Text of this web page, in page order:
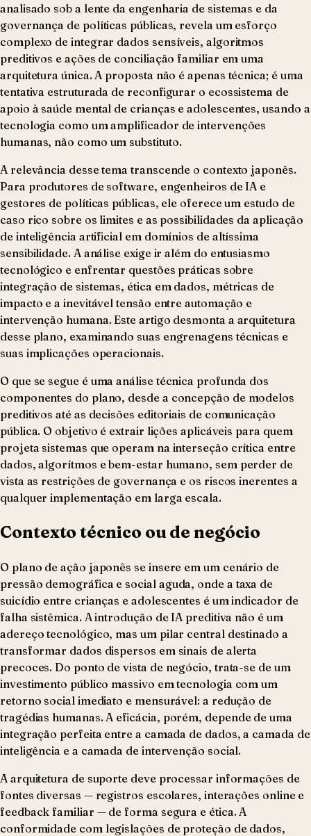
analisado sob a lente da engenharia de sistemas e da
governança de políticas públicas, revela um esforço
complexo de integrar dados sensíveis, algoritmos
preditivos e ações de conciliação familiar em uma
arquitetura única. A proposta não é apenas técnica; é uma
tentativa estruturada de reconfigurar o ecossistema de
apoio à saúde mental de crianças e adolescentes, usando a
tecnologia como um amplificador de intervenções
humanas, não como um substituto.
A relevância desse tema transcende o contexto japonês.
Para produtores de software, engenheiros de IA e
gestores de políticas públicas, ele oferece um estudo de
caso rico sobre os limites e as possibilidades da aplicação
de inteligência artificial em domínios de altíssima
sensibilidade. A análise exige ir além do entusiasmo
tecnológico e enfrentar questões práticas sobre
integração de sistemas, ética em dados, métricas de
impacto e a inevitável tensão entre automação e
intervenção humana. Este artigo desmonta a arquitetura
desse plano, examinando suas engrenagens técnicas e
suas implicações operacionais.
O que se segue é uma análise técnica profunda dos
componentes do plano, desde a concepção de modelos
preditivos até as decisões editoriais de comunicação
pública. O objetivo é extrair lições aplicáveis para quem
projeta sistemas que operam na interseção crítica entre
dados, algorítmos e bem-estar humano, sem perder de
vista as restrições de governança e os riscos inerentes a
qualquer implementação em larga escala.
Contexto técnico ou de negócio
O plano de ação japonês se insere em um cenário de
pressão demográfica e social aguda, onde a taxa de
suicídio entre crianças e adolescentes é um indicador de
falha sistêmica. A introdução de IA preditiva não é um
adereço tecnológico, mas um pilar central destinado a
transformar dados dispersos em sinais de alerta
precoces. Do ponto de vista de negócio, trata-se de um
investimento público massivo em tecnologia com um
retorno social imediato e mensurável: a redução de
tragédias humanas. A eficácia, porém, depende de uma
integração perfeita entre a camada de dados, a camada de
inteligência e a camada de intervenção social.
A arquitetura de suporte deve processar informações de
fontes diversas — registros escolares, interações online e
feedback familiar — de forma segura e ética. A
conformidade com legislações de proteção de dados,